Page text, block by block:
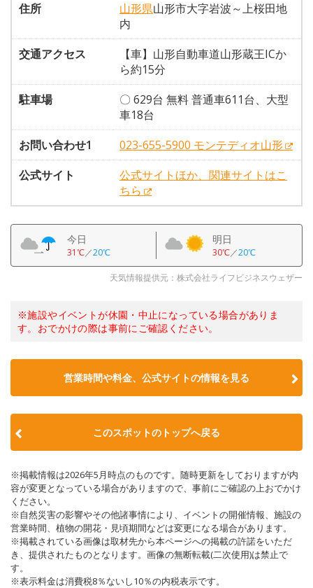
住所
山形県山形市大字岩波～上桜田地
内
交通アクセス
【車】山形自動車道山形蔵王ICか
ら約15分
駐車場
〇 629台 無料 普通車611台、大型
車18台
お問い合わせ1
023-655-5900 モンテディオ山形
公式サイト
公式サイトほか、関連サイトはこ
ちら
今日
31℃／20℃
明日
30℃／20℃
天気情報提供元：株式会社ライフビジネスウェザー
※施設やイベントが休園・中止になっている場合がありま
す。おでかけの際は事前にご確認ください。
営業時間や料金、公式サイトの情報を見る
このスポットのトップへ戻る
※掲載情報は2026年5月時点のものです。随時更新をしておりますが内
容が変更となっている場合がありますので、事前にご確認の上おでかけ
ください。
※自然災害の影響やその他諸事情により、イベントの開催情報、施設の
営業時間、植物の開花・見頃期間などは変更になる場合があります。
※掲載されている画像は取材先から本ページへの掲載の許諾をいただ
き、提供されたものとなります。画像の無断転載(二次使用)は禁止で
す。
※表示料金は消費税8％ないし10％の内税表示です。